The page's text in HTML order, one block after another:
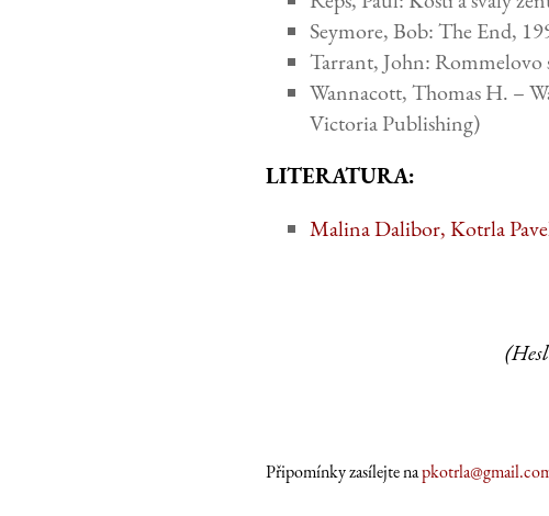
Seymore, Bob: The End,
Tarrant, John:
Wannacott, Thomas H. –
Victoria Publishing)
LITERATURA:
Malina Dalibor, Kotrla
Připomínky zasílejte na